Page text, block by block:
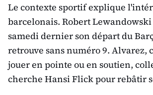
Le contexte sportif explique
barcelonais. Robert
samedi dernier son départ du
retrouve sans numéro 9. Alvarez,
jouer en pointe ou en soutien,
cherche Hansi Flick pour rebâtir